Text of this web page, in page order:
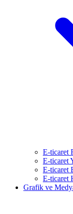
E-ticaret
E-ticaret
E-ticaret
E-ticaret
Grafik ve